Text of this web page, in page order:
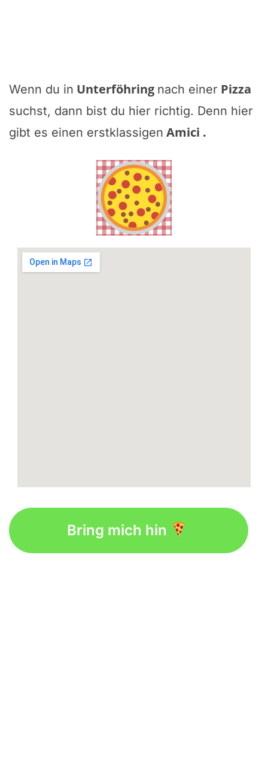
Wenn du in Unterföhring nach einer Pizza
suchst, dann bist du hier richtig. Denn hier
gibt es einen erstklassigen Amici .
Bring mich hin